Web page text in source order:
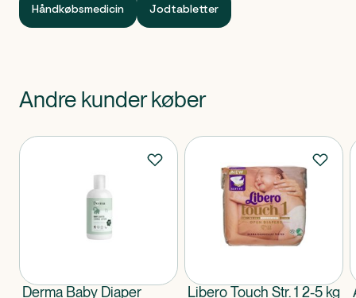
Håndkøbsmedicin Jodtabletter
Andre kunder køber
Produkter
Derma Baby Diaper
Libero Touch Str. 1 2-5 kg